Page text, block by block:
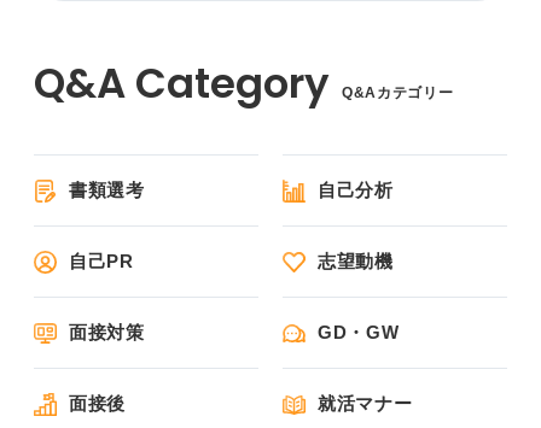
Q&Aカテゴリー
書類選考 自己分析
自己PR 志望動機
面接対策 GD・GW
面接後 就活マナー